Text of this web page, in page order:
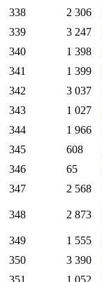
338
2 306
339
3 247
340
1 398
341
1 399
342
3 037
343
1 027
344
1 966
345
608
346
65
347
2 568
348 2 873
349 1 555
350
3 390